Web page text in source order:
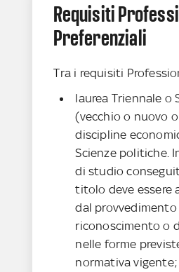
Requisiti
Preferenziali
Tra i requisiti
laurea Triennale o
(vecchio o nuovo
discipline
Scienze politiche.
di studio
titolo deve essere
dal provvedimento
riconoscimento o
nelle forme
normativa vigente;